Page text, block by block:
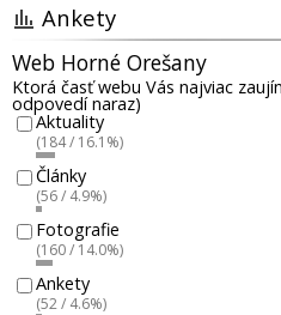
Ankety
Web Horné Orešany
Ktorá časť webu Vás najviac
odpovedí naraz)
Aktuality
(184 / 16.1%)
Články
(56 / 4.9%)
Fotografie
(160 / 14.0%)
Ankety
(52 / 4.6%)